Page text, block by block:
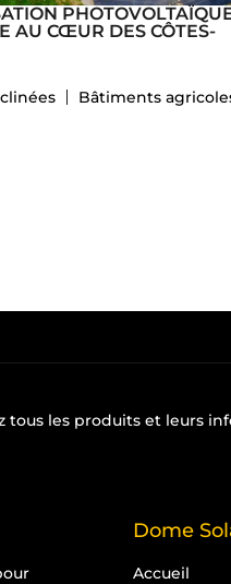
AU CŒUR DES CÔTES-
Bâtiments
tous les produits et leurs
Dome
Accueil